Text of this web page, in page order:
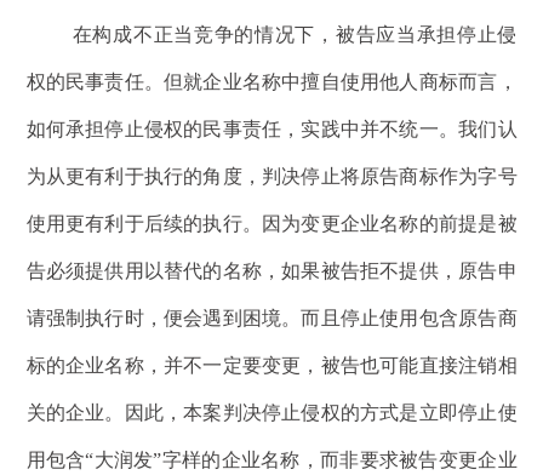
在构成不正当竞争的情况下，被告应当承担停止侵
权的民事责任。但就企业名称中擅自使用他人商标而言，
如何承担停止侵权的民事责任，实践中并不统一。我们认
为从更有利于执行的角度，判决停止将原告商标作为字号
使用更有利于后续的执行。因为变更企业名称的前提是被
告必须提供用以替代的名称，如果被告拒不提供，原告申
请强制执行时，便会遇到困境。而且停止使用包含原告商
标的企业名称，并不一定要变更，被告也可能直接注销相
关的企业。因此，本案判决停止侵权的方式是立即停止使
用包含“大润发”字样的企业名称，而非要求被告变更企业